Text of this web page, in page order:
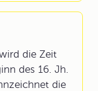
die Zeit
des 16. Jh.
die